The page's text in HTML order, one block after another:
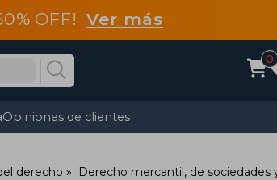
OFF! Ver más
0
Opiniones de clientes
derecho Derecho mercantil, de sociedades